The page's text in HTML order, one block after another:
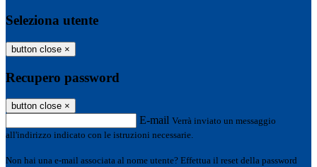
Seleziona utente
button close ×
Recupero password
button close ×
E-mail Verrà inviato un messaggio
all'indirizzo indicato con le istruzioni necessarie.
Non hai una e-mail associata al nome utente? Effettua il reset della password